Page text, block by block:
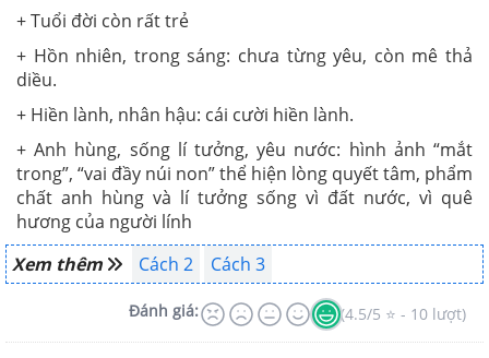
+ Tuổi đời còn rất trẻ
+ Hồn nhiên, trong sáng: chưa từng yêu, còn mê thả
diều.
+ Hiền lành, nhân hậu: cái cười hiền lành.
+ Anh hùng, sống lí tưởng, yêu nước: hình ảnh “mắt
trong”, “vai đầy núi non” thể hiện lòng quyết tâm, phẩm
chất anh hùng và lí tưởng sống vì đất nước, vì quê
hương của người lính
Xem thêm
Cách 2 Cách 3
Đánh giá: (4.5/5 ⭐ - 10 lượt)